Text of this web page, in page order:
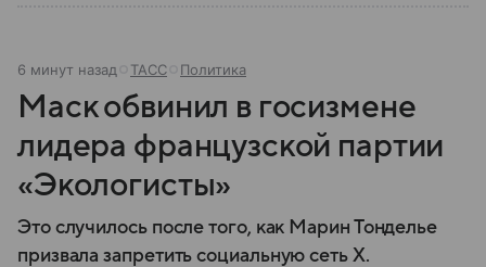
6 минут назад ТАСС Политика
Маск обвинил в госизмене
лидера французской партии
«Экологисты»
Это случилось после того, как Марин Тонделье
призвала запретить социальную сеть X.